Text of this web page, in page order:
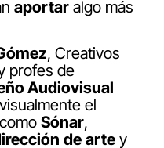
aportar algo más
, Creativos
profes de
Audiovisual
el
como Sónar,
de arte y